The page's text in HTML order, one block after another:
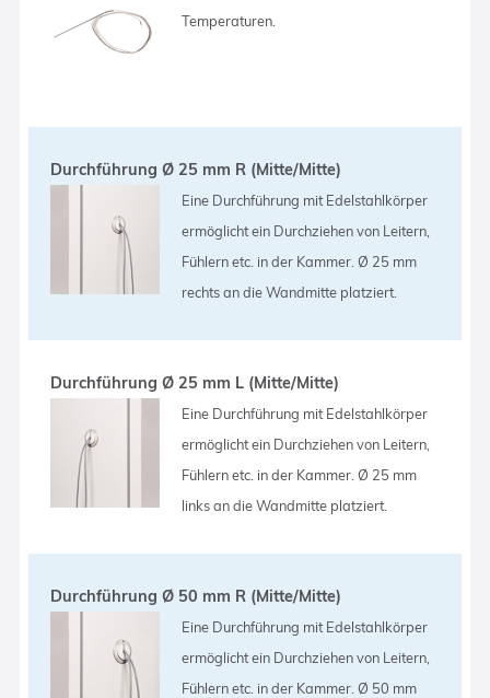
Temperaturen.
Durchführung Ø 25 mm R (Mitte/Mitte)
Eine Durchführung mit Edelstahlkörper
ermöglicht ein Durchziehen von Leitern,
Fühlern etc. in der Kammer. Ø 25 mm
rechts an die Wandmitte platziert.
Durchführung Ø 25 mm L (Mitte/Mitte)
Eine Durchführung mit Edelstahlkörper
ermöglicht ein Durchziehen von Leitern,
Fühlern etc. in der Kammer. Ø 25 mm
links an die Wandmitte platziert.
Durchführung Ø 50 mm R (Mitte/Mitte)
Eine Durchführung mit Edelstahlkörper
ermöglicht ein Durchziehen von Leitern,
Fühlern etc. in der Kammer. Ø 50 mm